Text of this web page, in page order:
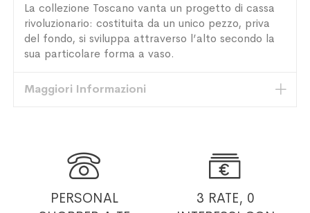
La collezione Toscano vanta un progetto di cassa
rivoluzionario: costituita da un unico pezzo, priva
del fondo, si sviluppa attraverso l’alto secondo la
sua particolare forma a vaso.
Maggiori Informazioni

PERSONAL

3 RATE, 0